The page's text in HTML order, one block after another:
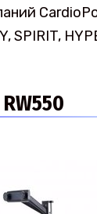
SPIRIT,